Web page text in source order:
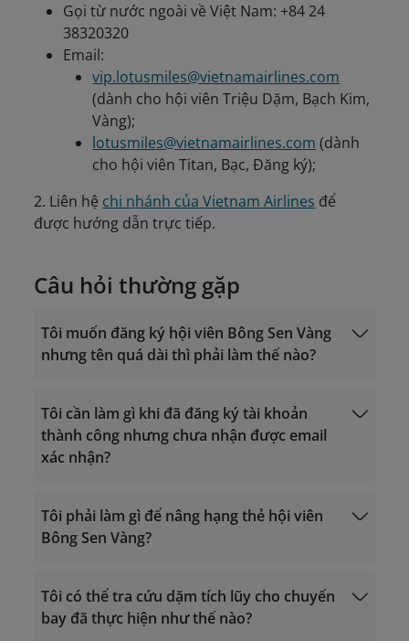
Gọi từ nước ngoài về Việt Nam: +84 24
38320320
Email:
vip.lotusmiles@vietnamairlines.com
(dành cho hội viên Triệu Dặm, Bạch Kim,
Vàng);
lotusmiles@vietnamairlines.com (dành
cho hội viên Titan, Bạc, Đăng ký);
2. Liên hệ chi nhánh của Vietnam Airlines để
được hướng dẫn trực tiếp.
Câu hỏi thường gặp
Tôi muốn đăng ký hội viên Bông Sen Vàng
nhưng tên quá dài thì phải làm thế nào?
Giờ hoạt động 24/7
38320320
Email:
Kim, Vàng)
lotusmiles@vietnamairlines.com
Tôi cần làm gì khi đã đăng ký tài khoản
thành công nhưng chưa nhận được email
xác nhận?
Giờ hoạt động 24/7
Tôi phải làm gì để nâng hạng thẻ hội viên
Bông Sen Vàng?
tiêu chí xét hạng
Tôi có thể tra cứu dặm tích lũy cho chuyến
bay đã thực hiện như thế nào?